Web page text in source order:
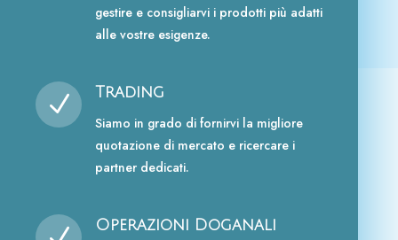
gestire e consigliarvi i prodotti più adatti
alle vostre esigenze.
N
Trading
Siamo in grado di fornirvi la migliore
quotazione di mercato e ricercare i
partner dedicati.
Operazioni Doganali